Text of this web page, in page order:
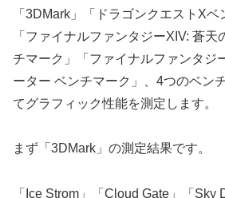
「3DMark」「ドラゴンクエストXベ
「ファイナルファンタジーXIV: 蒼天
チマーク」「ファイナルファンタジ
ーター ベンチマーク」、4つのベン
てグラフィック性能を測定します。
まず「3DMark」の測定結果です。
「Ice Strom」「Cloud Gate」「Sky